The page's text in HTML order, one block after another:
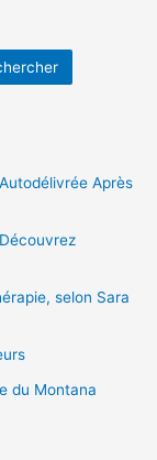
Après
selon Sara
du Montana